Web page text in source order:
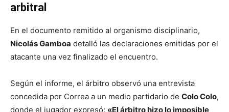
arbitral
En el documento remitido al organismo disciplinario,
Nicolás Gamboa detalló las declaraciones emitidas por el
atacante una vez finalizado el encuentro.
Según el informe, el árbitro observó una entrevista
concedida por Correa a un medio partidario de Colo Colo,
donde el jugador expresó: «El árbitro hizo lo imposible